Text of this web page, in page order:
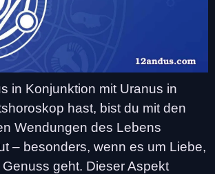
in Konjunktion mit Uranus in
hast, bist du mit den
Wendungen des Lebens
– besonders, wenn es um Liebe,
geht. Dieser Aspekt